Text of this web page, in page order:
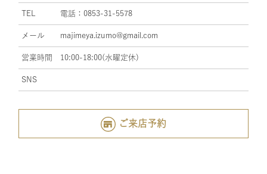
TEL 電話：0853-31-5578
メール majimeya.izumo@gmail.com
営業時間 10:00-18:00(水曜定休)
SNS
ご来店予約